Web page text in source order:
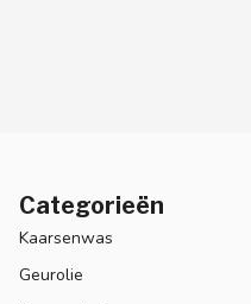
Categorieën
Kaarsenwas
Geurolie